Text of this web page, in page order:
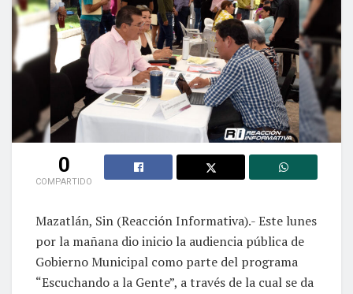
0
COMPARTIDO
Mazatlán, Sin (Reacción Informativa).- Este lunes
por la mañana dio inicio la audiencia pública de
Gobierno Municipal como parte del programa
“Escuchando a la Gente”, a través de la cual se da